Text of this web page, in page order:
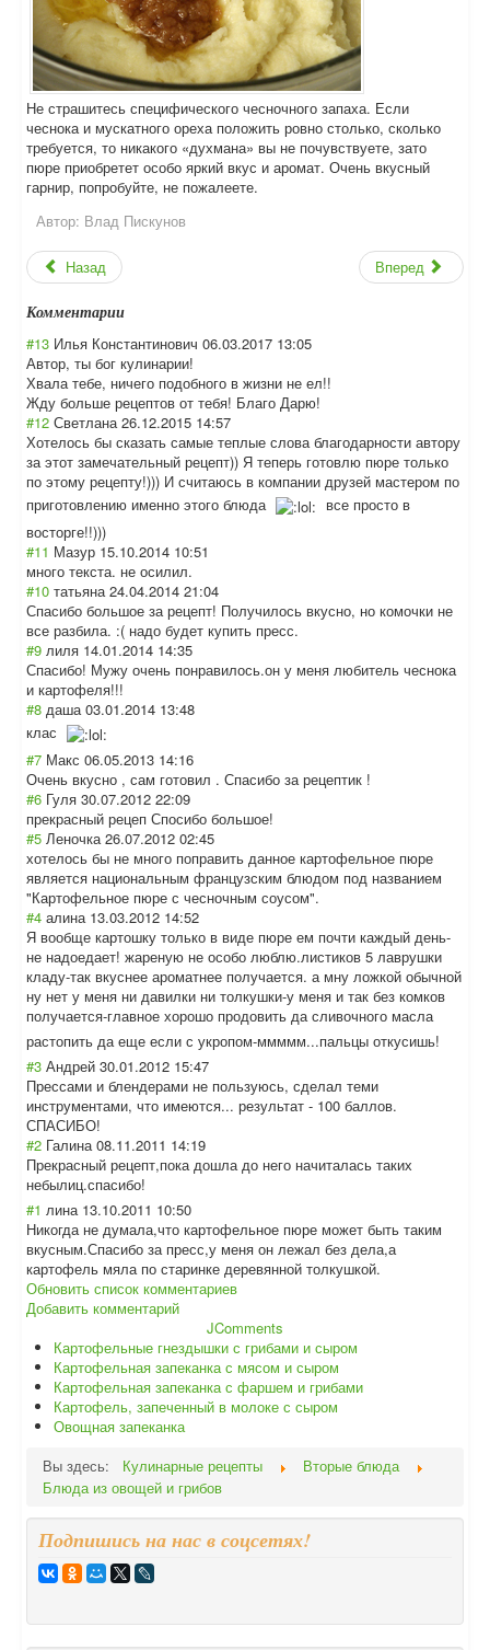
Не страшитесь специфического чесночного запаха. Если
чеснока и мускатного ореха положить ровно столько, сколько
требуется, то никакого «духмана» вы не почувствуете, зато
пюре приобретет особо яркий вкус и аромат. Очень вкусный
гарнир, попробуйте, не пожалеете.
Автор: Влад Пискунов
Назад Вперед
Комментарии
#13 Илья Константинович 06.03.2017 13:05
Автор, ты бог кулинарии!
Хвала тебе, ничего подобного в жизни не ел!!
Жду больше рецептов от тебя! Благо Дарю!
#12 Светлана 26.12.2015 14:57
Хотелось бы сказать самые теплые слова благодарности автору
за этот замечательный рецепт)) Я теперь готовлю пюре только
по этому рецепту!))) И считаюсь в компании друзей мастером по
приготовлению именно этого блюда
все просто в
восторге!!)))
#11 Мазур 15.10.2014 10:51
много текста. не осилил.
#10 татьяна 24.04.2014 21:04
Спасибо большое за рецепт! Получилось вкусно, но комочки не
все разбила. :( надо будет купить пресс.
#9 лиля 14.01.2014 14:35
Спасибо! Мужу очень понравилось.он у меня любитель чеснока
и картофеля!!!
#8 даша 03.01.2014 13:48
клас
#7 Макс 06.05.2013 14:16
Очень вкусно , сам готовил . Спасибо за рецептик !
#6 Гуля 30.07.2012 22:09
прекрасный рецеп Спосибо большое!
#5 Леночка 26.07.2012 02:45
хотелось бы не много поправить данное картофельное пюре
является национальным французским блюдом под названием
"Картофельное пюре с чесночным соусом".
#4 алина 13.03.2012 14:52
Я вообще картошку только в виде пюре ем почти каждый день-
не надоедает! жареную не особо люблю.листиков 5 лаврушки
кладу-так вкуснее ароматнее получается. а мну ложкой обычной
ну нет у меня ни давилки ни толкушки-у меня и так без комков
получается-главное хорошо продовить да сливочного масла
растопить да еще если с укропом-ммммм...пальцы откусишь!
#3 Андрей 30.01.2012 15:47
Прессами и блендерами не пользуюсь, сделал теми
инструментами, что имеются... результат - 100 баллов.
СПАСИБО!
#2 Галина 08.11.2011 14:19
Прекрасный рецепт,пока дошла до него начиталась таких
небылиц.спасибо!
#1 лина 13.10.2011 10:50
Никогда не думала,что картофельное пюре может быть таким
вкусным.Спасибо за пресс,у меня он лежал без дела,а
картофель мяла по старинке деревянной толкушкой.
Обновить список комментариев
Добавить комментарий
JComments
Картофельные гнездышки с грибами и сыром
Картофельная запеканка с мясом и сыром
Картофельная запеканка с фаршем и грибами
Картофель, запеченный в молоке с сыром
Овощная запеканка
Вы здесь:
Кулинарные рецепты
Вторые блюда
Блюда из овощей и грибов
Подпишись на нас в соцсетях!